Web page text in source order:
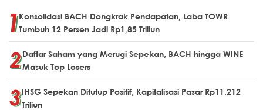
Konsolidasi BACH Dongkrak Pendapatan, Laba TOWR
Tumbuh 12 Persen Jadi Rp1,85 Triliun
Daftar Saham yang Merugi Sepekan, BACH hingga WINE
Masuk Top Losers
IHSG Sepekan Ditutup Positif, Kapitalisasi Pasar Rp11.212
Triliun